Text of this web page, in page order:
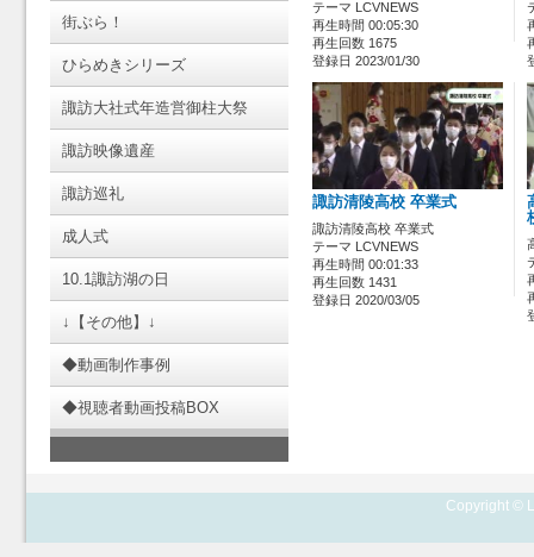
街ぶら！
ひらめきシリーズ
諏訪大社式年造営御柱大祭
諏訪映像遺産
諏訪巡礼
成人式
10.1諏訪湖の日
↓【その他】↓
◆動画制作事例
◆視聴者動画投稿BOX
テーマ LCVNEWS
再生時間 00:05:30
再生回数 1675
登録日 2023/01/30
諏訪清陵高校 卒業式
諏訪清陵高校 卒業式
テーマ LCVNEWS
再生時間 00:01:33
再生回数 1431
登録日 2020/03/05
Copyright ©